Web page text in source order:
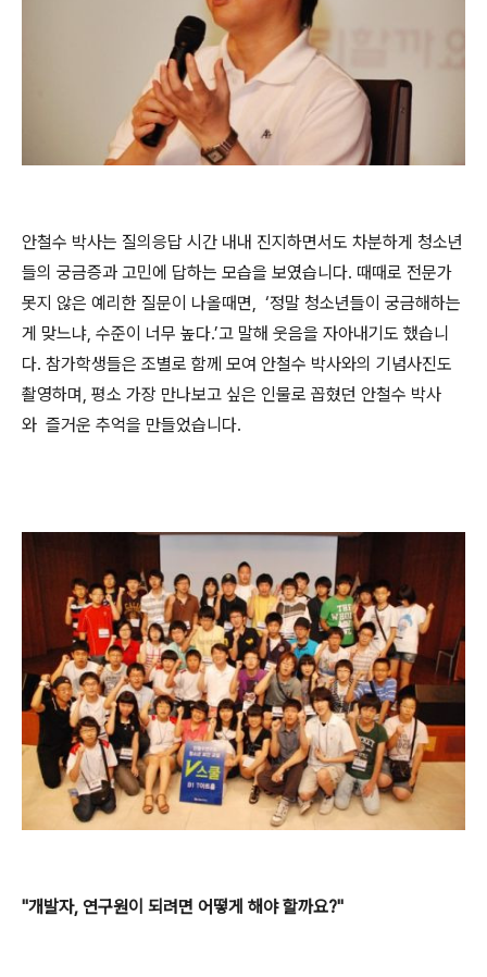
안철수 박사는 질의응답 시간 내내 진지하면서도 차분하게 청소년
들의 궁금증과 고민에 답하는 모습을 보였습니다. 때때로 전문가
못지 않은 예리한 질문이 나올때면, ‘정말 청소년들이 궁금해하는
게 맞느냐, 수준이 너무 높다.’고 말해 웃음을 자아내기도 했습니
다. 참가학생들은 조별로 함께 모여 안철수 박사와의 기념사진도
촬영하며, 평소 가장 만나보고 싶은 인물로 꼽혔던 안철수 박사
와 즐거운 추억을 만들었습니다.
"개발자, 연구원이 되려면 어떻게 해야 할까요?"